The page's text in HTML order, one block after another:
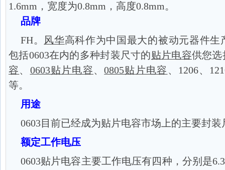
1.6mm，宽度为0.8mm，高度0.8mm。
品牌
FH。
风华高科作为中国最大的被动元器件生
包括0603在内的多种封装尺寸的贴片电容供您选
容、 0603贴片电容、0805贴片电容 、1206、
等。
用途
0603目前已经成为贴片电容市场上的主要封
额定工作电压
0603贴片电容主要工作电压有四种，分别是